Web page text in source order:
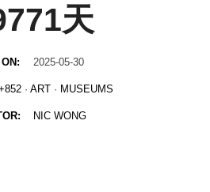
天
2025-05-30
·ART · MUSEUMS
NIC WONG